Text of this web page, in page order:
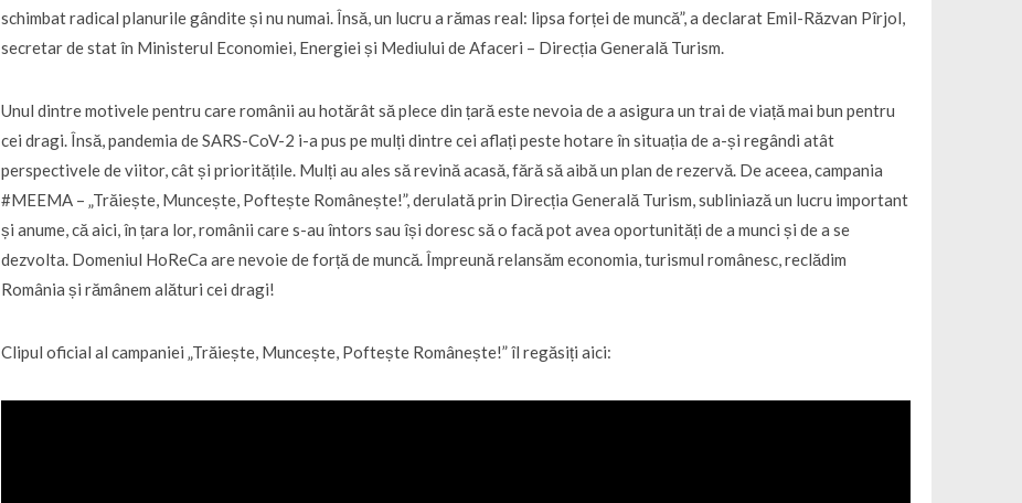
schimbat radical planurile gândite și nu numai. Însă, un lucru a rămas real: lipsa forței de muncă”, a declarat Emil-Răzvan Pîrjol,
secretar de stat în Ministerul Economiei, Energiei și Mediului de Afaceri – Direcția Generală Turism.
Unul dintre motivele pentru care românii au hotărât să plece din țară este nevoia de a asigura un trai de viață mai bun pentru
cei dragi. Însă, pandemia de SARS-CoV-2 i-a pus pe mulți dintre cei aflați peste hotare în situația de a-și regândi atât
perspectivele de viitor, cât și prioritățile. Mulți au ales să revină acasă, fără să aibă un plan de rezervă. De aceea, campania
#MEEMA – „Trăiește, Muncește, Poftește Românește!”, derulată prin Direcția Generală Turism, subliniază un lucru important
și anume, că aici, în țara lor, românii care s-au întors sau își doresc să o facă pot avea oportunități de a munci și de a se
dezvolta. Domeniul HoReCa are nevoie de forță de muncă. Împreună relansăm economia, turismul românesc, reclădim
România și rămânem alături cei dragi!
Clipul oficial al campaniei „Trăiește, Muncește, Poftește Românește!” îl regăsiți aici: